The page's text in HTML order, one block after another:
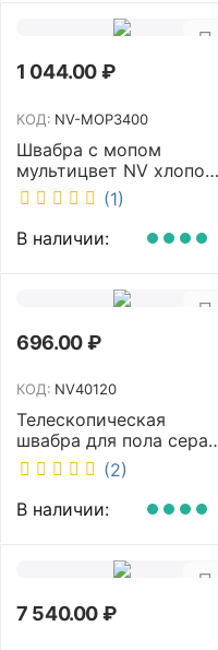
1 044.00₽
КОД: NV-MOP3400
Швабра с мопом
мультицвет NV хлопок
40 см NV-MOP3400
(1)
В наличии:
696.00₽
КОД: NV40120
Телескопическая
швабра для пола серая
NV микрофибра 42 см
NV40120
(2)
В наличии:
7 540.00₽